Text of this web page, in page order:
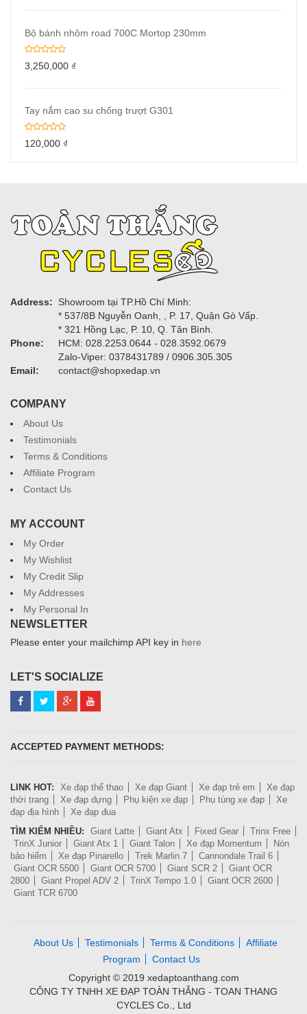
Bộ bánh nhôm road 700C Mortop 230mm
3,250,000 ₫
Tay nắm cao su chống trượt G301
120,000 ₫
Address:
Showroom tại TP.Hồ Chí Minh:
* 537/8B Nguyễn Oanh, , P. 17, Quận Gò Vấp.
* 321 Hồng Lạc, P. 10, Q. Tân Bình.
Phone:
HCM: 028.2253.0644 - 028.3592.0679
Zalo-Viper: 0378431789 / 0906.305.305
Email:
contact@shopxedap.vn
COMPANY
About Us
Testimonials
Terms & Conditions
Affiliate Program
Contact Us
MY ACCOUNT
My Order
My Wishlist
My Credit Slip
My Addresses
My Personal In
NEWSLETTER
Please enter your mailchimp API key in here
LET'S SOCIALIZE
ACCEPTED PAYMENT METHODS:
LINK HOT: Xe đạp thể thao Xe đạp Giant Xe đạp trẻ em
Xe đạp
thời trang
Xe đạp dựng Phụ kiện xe đạp Phụ tùng xe đạp
Xe
đạp địa hình
Xe đạp đua
TÌM KIẾM NHIỀU:
Giant Latte Giant Atx Fixed Gear
Trinx Free
TrinX Junior
Giant Atx 1 Giant Talon Xe đạp Momentum
Nón
bảo hiểm
Xe đạp Pinarello Trek Marlin 7
Cannondale Trail 6
Giant OCR 5500
Giant OCR 5700 Giant SCR 2
Giant OCR
2800
Giant Propel ADV 2 TrinX Tempo 1.0
Giant OCR 2600
Giant TCR 6700
About Us Testimonials Terms & Conditions
Affiliate
Program
Contact Us
Copyright © 2019 xedaptoanthang.com
CÔNG TY TNHH XE ĐẠP TOÀN THẮNG - TOAN THANG
CYCLES Co., Ltd